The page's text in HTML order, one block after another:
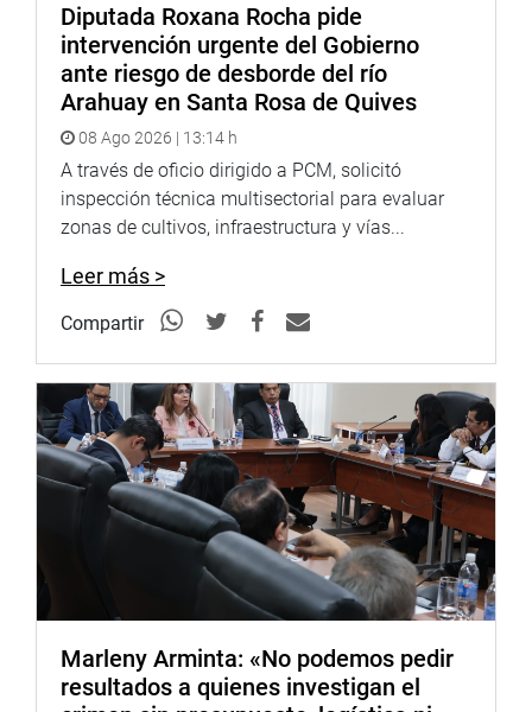
Diputada Roxana Rocha pide
intervención urgente del Gobierno
ante riesgo de desborde del río
Arahuay en Santa Rosa de Quives
08 Ago 2026 | 13:14 h
A través de oficio dirigido a PCM, solicitó
inspección técnica multisectorial para evaluar
zonas de cultivos, infraestructura y vías...
Leer más >
Compartir
Marleny Arminta: «No podemos pedir
resultados a quienes investigan el